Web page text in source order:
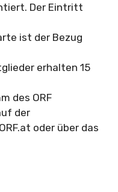
Der Eintritt
ist der Bezug
erhalten 15
des ORF
der
oder über das